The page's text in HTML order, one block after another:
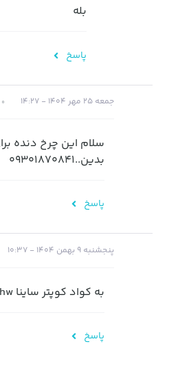
بله
پاسخ
جمعه 25 مهر 1404 - 14:27
بدین..09301870841
پاسخ
پنجشنبه 9 بهمن 1404 - 10:37
به کواد کوپتر ساینا x5hwمیخوره
پاسخ